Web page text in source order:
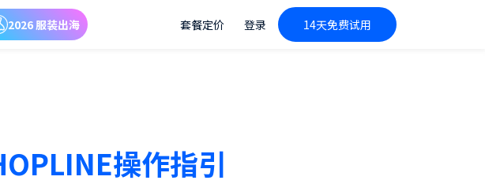
2026 服装出海 套餐定价 登录 14天免费试用
操作指引